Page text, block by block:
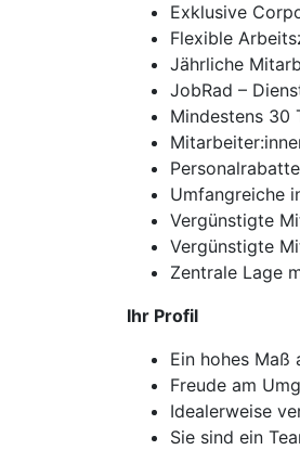
Exklusive
Flexible
Jährliche
JobRad –
Mindestens 30
Umfangreiche
Vergünstigte
Vergünstigte
Zentrale Lage
Ihr Profil
Ein hohes
Freude am
Idealerweise
Sie sind ein